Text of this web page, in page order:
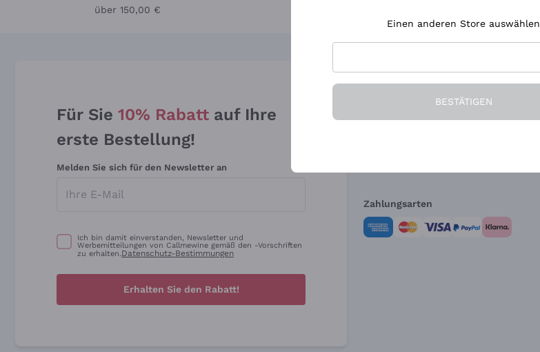
über 150,00 €
Für Sie 10% Rabatt auf Ihre
erste Bestellung!
Melden Sie sich für den Newsletter an
Ich bin damit einverstanden, Newsletter und
Werbemitteilungen von Callmewine gemäß den -Vorschriften
zu erhalten.Datenschutz-Bestimmungen
Erhalten Sie den Rabatt!
Die Firma
Zahlungsarten
Einen anderen Store auswählen
BESTÄTIGEN